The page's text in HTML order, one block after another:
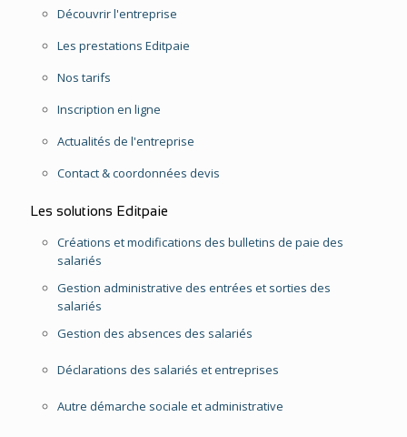
Découvrir l'entreprise
Les prestations Editpaie
Nos tarifs
Inscription en ligne
Actualités de l'entreprise
Contact & coordonnées devis
Les solutions Editpaie
Créations et modifications des bulletins de paie des
salariés
Gestion administrative des entrées et sorties des
salariés
Gestion des absences des salariés
Déclarations des salariés et entreprises
Autre démarche sociale et administrative